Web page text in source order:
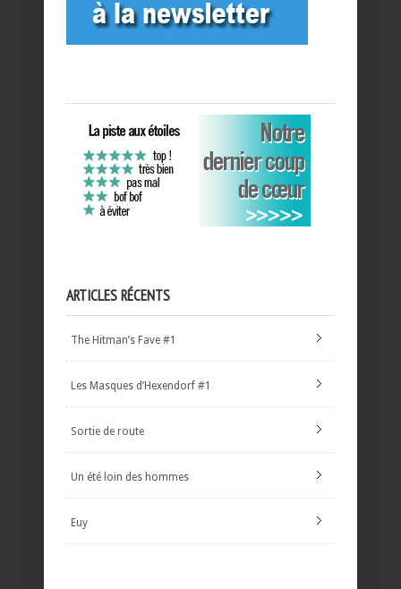
ARTICLES RÉCENTS
The Hitman’s Fave #1
Les Masques d’Hexendorf #1
Sortie de route
Un été loin des hommes
Euy